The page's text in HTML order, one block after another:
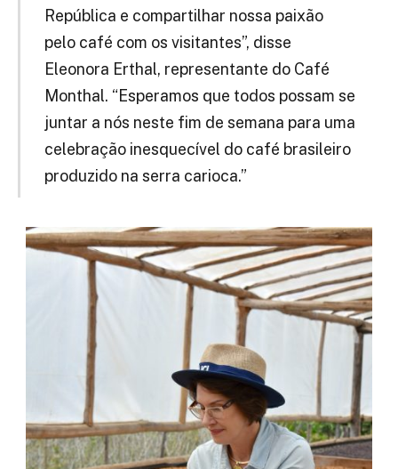
República e compartilhar nossa paixão
pelo café com os visitantes”, disse
Eleonora Erthal, representante do Café
Monthal. “Esperamos que todos possam se
juntar a nós neste fim de semana para uma
celebração inesquecível do café brasileiro
produzido na serra carioca.”